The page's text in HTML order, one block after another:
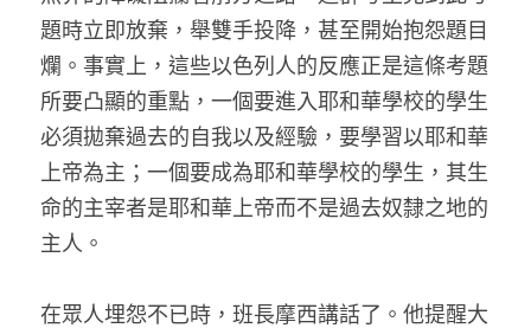
題時立即放棄，舉雙手投降，甚至開始抱怨題目
爛。事實上，這些以色列人的反應正是這條考題
所要凸顯的重點，一個要進入耶和華學校的學生
必須拋棄過去的自我以及經驗，要學習以耶和華
上帝為主；一個要成為耶和華學校的學生，其生
命的主宰者是耶和華上帝而不是過去奴隸之地的
主人。
在眾人埋怨不已時，班長摩西講話了。他提醒大